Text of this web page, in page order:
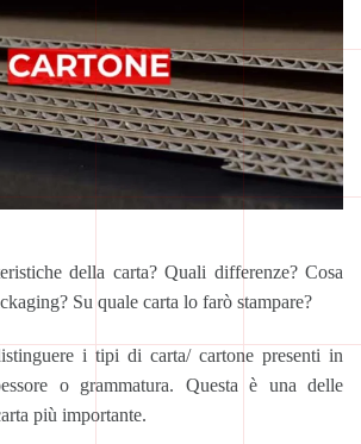
della carta? Quali differenze? Cosa
Su quale carta lo farò stampare?
i tipi di carta/ cartone presenti in
o grammatura. Questa è una delle
più importante.